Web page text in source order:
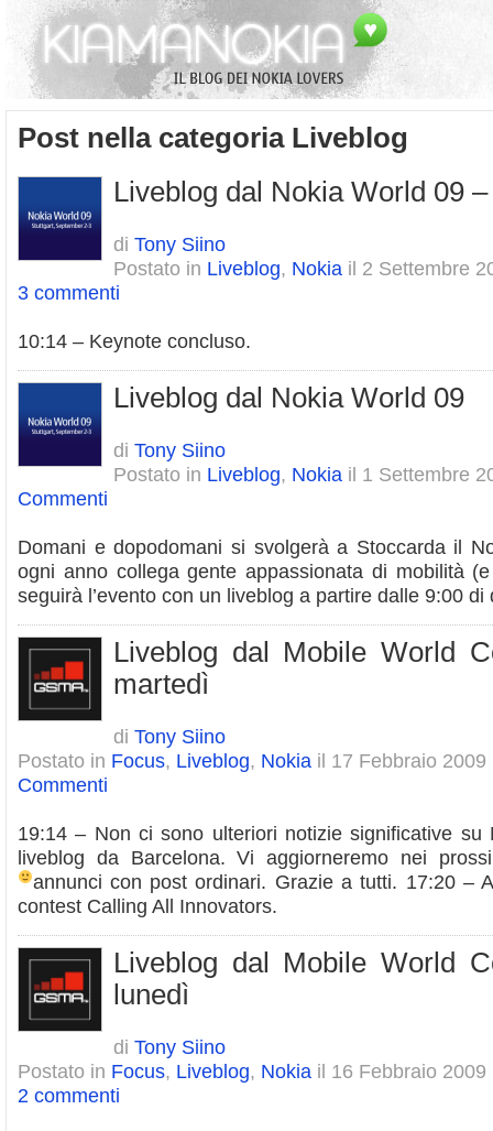
Post nella categoria Liveblog
Liveblog dal Nokia World 09
di Tony Siino
Postato in Liveblog, Nokia il 2 Settembre
3 commenti
10:14 – Keynote concluso.
Liveblog dal Nokia World 09
di Tony Siino
Postato in Liveblog, Nokia il 1 Settembre
Commenti
Domani e dopodomani si svolgerà a Stoccarda il
ogni anno collega gente appassionata di mobilità
seguirà l’evento con un liveblog a partire dalle 9:00 di
Liveblog dal Mobile World
martedì
di Tony Siino
Postato in Focus, Liveblog, Nokia il 17 Febbraio 2009
Commenti
19:14 – Non ci sono ulteriori notizie significative su
liveblog da Barcelona. Vi aggiorneremo nei
annunci con post ordinari. Grazie a tutti. 17:20 –
contest Calling All Innovators.
Liveblog dal Mobile World
lunedì
di Tony Siino
Postato in Focus, Liveblog, Nokia il 16 Febbraio 2009
2 commenti